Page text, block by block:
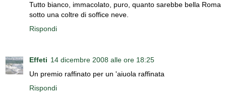
Tutto bianco, immacolato, puro, quanto sarebbe bella Roma
sotto una coltre di soffice neve.
Rispondi
Effeti 14 dicembre 2008 alle ore 18:25
Un premio raffinato per un 'aiuola raffinata
Rispondi